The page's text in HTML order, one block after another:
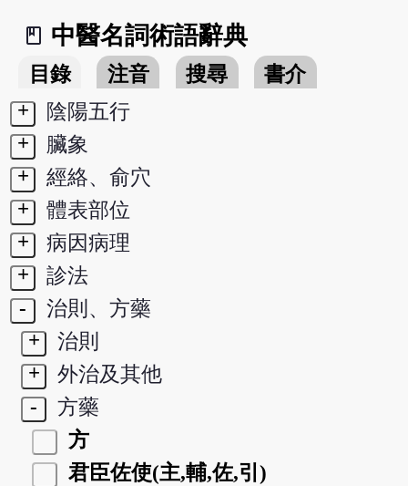
book_2
中醫名詞術語辭典
目錄 注音 搜尋
書介
+
陰陽五行
+
臟象
+
經絡、俞穴
+
體表部位
+
病因病理
+
診法
-
治則、方藥
+
治則
+
外治及其他
-
方藥
方
君臣佐使(主,輔,佐,引)